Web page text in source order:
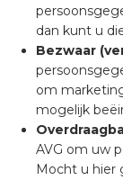
dan kunt u
Bezwaar
om
mogelijk
AVG om uw
Mocht u hier